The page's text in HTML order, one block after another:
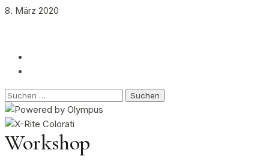
8. März 2020
Suchen
nach:
Workshop